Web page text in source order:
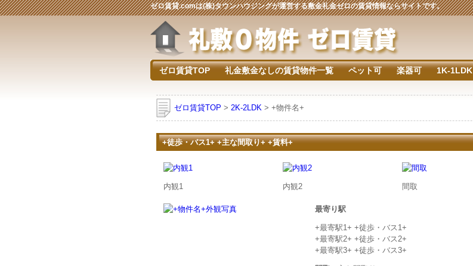
ゼロ賃貸.comは(株)タウンハウジングが運営する敷金礼金ゼロの賃貸情報ならサイトです。
ゼロ賃貸TOP 礼金敷金なしの賃貸物件一覧 ペット可 楽器可 1K-1LDK
ゼロ賃貸TOP > 2K-2LDK > +物件名+
+徒歩・バス1+ +主な間取り+ +賃料+
内観1 内観2 間取
最寄り駅
+最寄駅1+ +徒歩・バス1+
+最寄駅2+ +徒歩・バス2+
+最寄駅3+ +徒歩・バス3+